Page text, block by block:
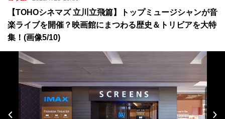
【TOHOシネマズ 立川立飛篇】トップミュージシャンが音
楽ライブを開催？映画館にまつわる歴史＆トリビアを大特
集！(画像5/10)